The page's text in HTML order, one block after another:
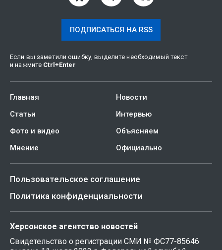
ПОДПИСАТЬСЯ НА RSS
Если вы заметили ошибку, выделите необходимый текст
и нажмите Ctrl +Enter
Главная
Новости
Статьи
Интервью
Фото и видео
Объясняем
Мнение
Официально
Пользовательское соглашение
Политика конфиденциальности
Херсонское агентство новостей
Свидетельство о регистрации СМИ № ФС77-85646